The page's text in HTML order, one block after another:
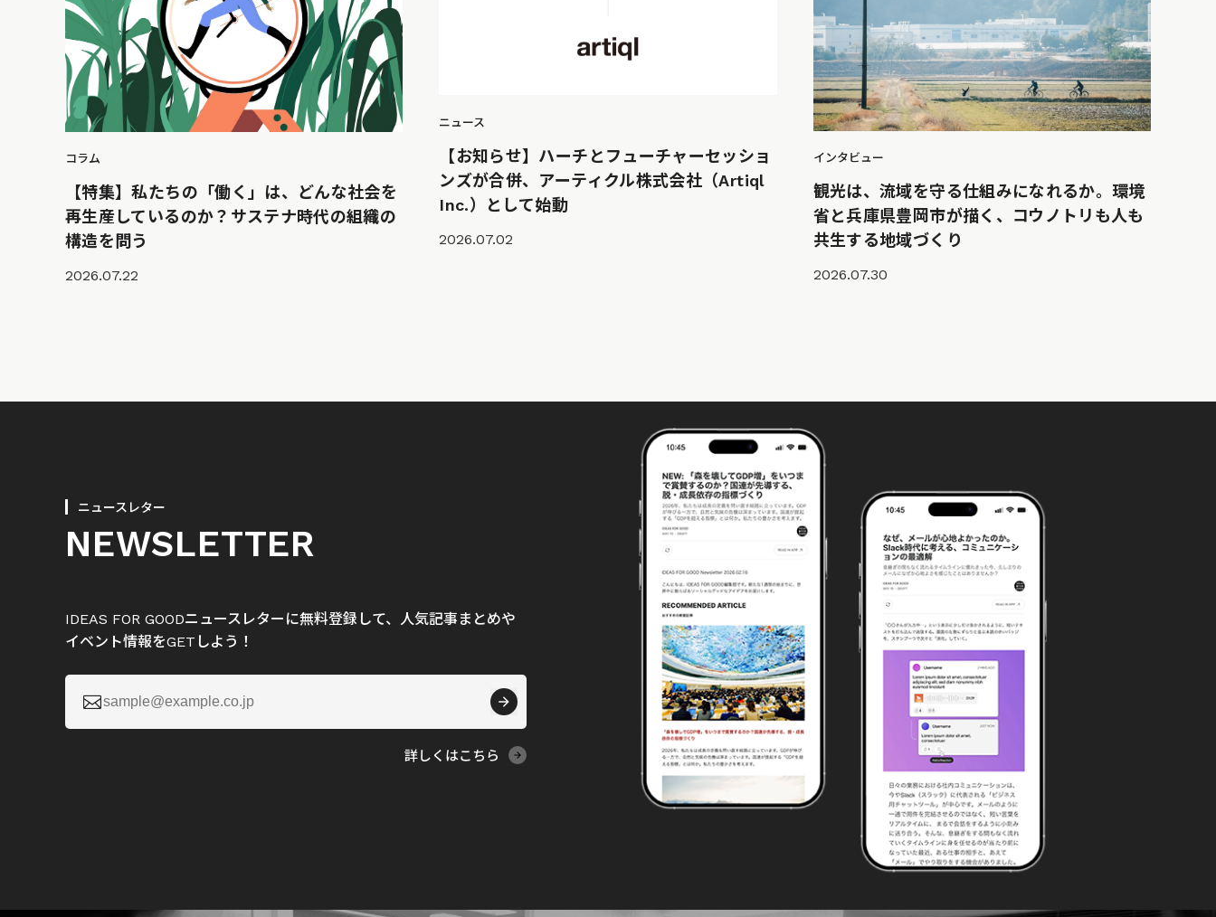
コラム
【特集】私たちの「働く」は、どんな社会を
再生産しているのか？サステナ時代の組織の
構造を問う
2026.07.22
ニュース
【お知らせ】ハーチとフューチャーセッショ
ンズが合併、アーティクル株式会社（Artiql
Inc.）として始動
2026.07.02
インタビュー
観光は、流域を守る仕組みになれるか。環境
省と兵庫県豊岡市が描く、コウノトリも人も
共生する地域づくり
2026.07.30
ニュースレター
NEWSLETTER
IDEAS FOR GOODニュースレターに無料登録して、人気記事まとめや
イベント情報をGETしよう！

詳しくはこちら